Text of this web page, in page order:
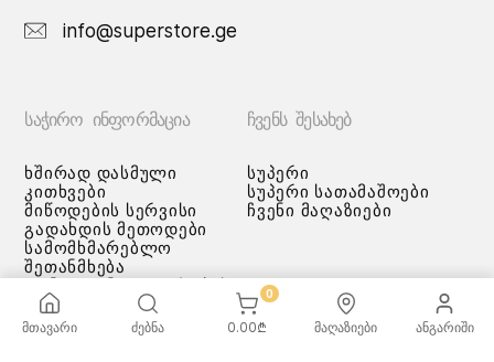
info@superstore.ge
ᲡᲐᲭᲘᲠᲝ ᲘᲜᲤᲝᲠᲛᲐᲪᲘᲐ
ხშირად დასმული
კითხვები
მიწოდების სერვისი
გადახდის მეთოდები
სამომხმარებლო
შეთანმხება
კონფიდენციალურობის
პოლიტიკა
♡ სურვილების სია
ქვაბებისა და ტაფების
ᲩᲕᲔᲜᲡ ᲨᲔᲡᲐᲮᲔᲑ
სუპერი
სუპერი სათამაშოები
ჩვენი მაღაზიები
მთავარი ძებნა
0
0.00₾ მაღაზიები ანგარიში